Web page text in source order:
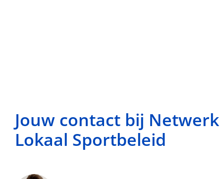
Jouw contact bij Netwerk
Lokaal Sportbeleid